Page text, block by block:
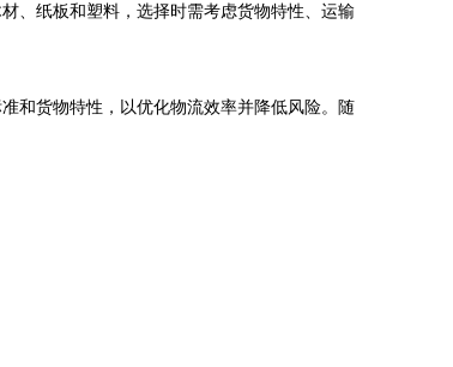
、纸板和塑料，选择时需考虑货物特性、运输
和货物特性，以优化物流效率并降低风险。随